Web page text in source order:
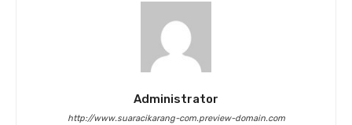
Administrator
http://www.suaracikarang-com.preview-domain.com